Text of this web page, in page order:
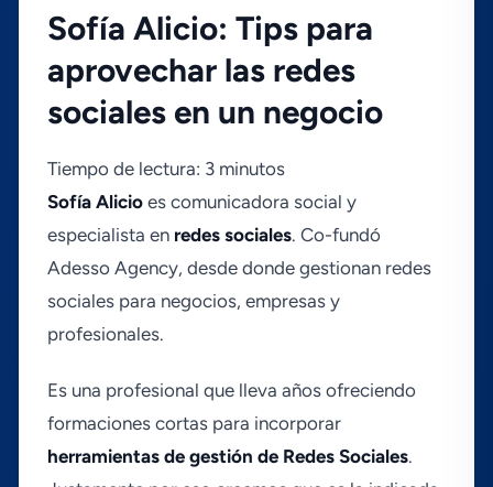
Sofí­a Alicio: Tips para
aprovechar las redes
sociales en un negocio
Tiempo de lectura: 3 minutos
Sofí­a Alicioes comunicadora social y
especialista en redes sociales. Co-fundó
Adesso Agency, desde donde gestionan redes
sociales para negocios, empresas y
profesionales.
Es una profesional que lleva años ofreciendo
formaciones cortas para incorporar
herramientas de gestión de Redes Sociales.